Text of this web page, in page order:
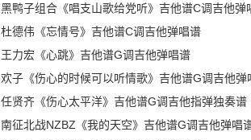
黑鸭子组合《唱支山歌给党听》吉他谱C调吉他弹
杜德伟《忘情号》吉他谱C调吉他弹唱谱
王力宏《心跳》吉他谱G调吉他弹唱谱
欢子《伤心的时候可以听情歌》吉他谱G调吉他弹
任贤齐《伤心太平洋》吉他谱G调吉他指弹独奏谱
南征北战NZBZ《我的天空》吉他谱G调吉他弹唱